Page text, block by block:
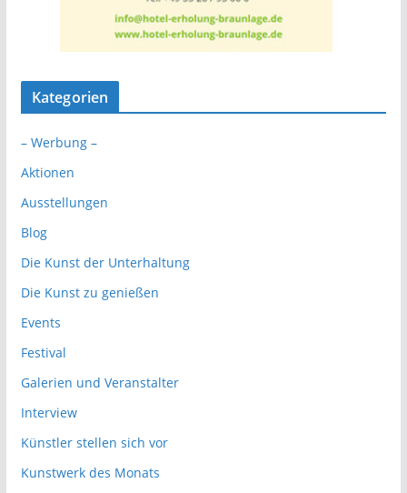
Kategorien
– Werbung –
Aktionen
Ausstellungen
Blog
Die Kunst der Unterhaltung
Die Kunst zu genießen
Events
Festival
Galerien und Veranstalter
Interview
Künstler stellen sich vor
Kunstwerk des Monats